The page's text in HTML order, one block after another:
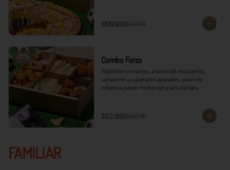
$109.900$137.718
-17% Combo Forza
Polpettes crocantes, arancini de mozzarella,
camarones y calamares apanados, panini de
milanesa, papas monterojo y salsa tártara.
$122.900$148.718
FAMILIAR